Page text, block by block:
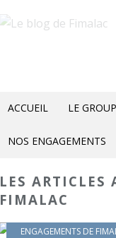
ACCUEIL LE
NOS ENGAGEMENTS
LES ARTICLES
FIMALAC
ENGAGEMENTS DE